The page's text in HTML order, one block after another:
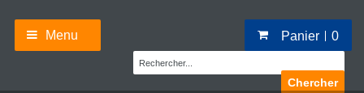
Menu Panier 0
Chercher